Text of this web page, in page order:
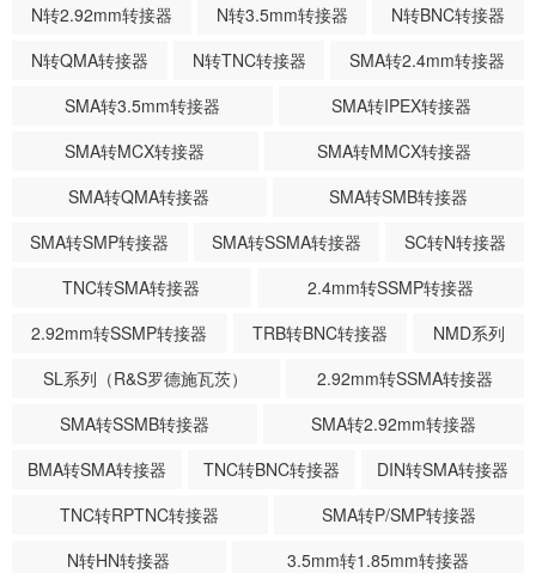
N转2.92mm转接器
N转3.5mm转接器
N转BNC转接器
N转QMA转接器
N转TNC转接器
SMA转2.4mm转接器
SMA转3.5mm转接器
SMA转IPEX转接器
SMA转MCX转接器
SMA转MMCX转接器
SMA转QMA转接器
SMA转SMB转接器
SMA转SMP转接器
SMA转SSMA转接器
SC转N转接器
TNC转SMA转接器
2.4mm转SSMP转接器
2.92mm转SSMP转接器
TRB转BNC转接器
NMD系列
SL系列（R&S罗德施瓦茨）
2.92mm转SSMA转接器
SMA转SSMB转接器
SMA转2.92mm转接器
BMA转SMA转接器
TNC转BNC转接器
DIN转SMA转接器
TNC转RPTNC转接器
SMA转P/SMP转接器
N转HN转接器
3.5mm转1.85mm转接器